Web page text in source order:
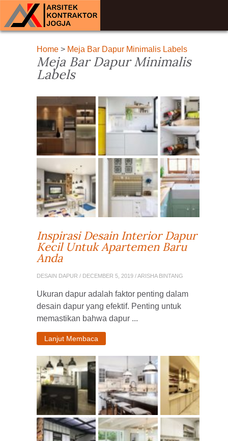
Home> Meja Bar Dapur Minimalis Labels
Meja Bar Dapur Minimalis
Labels
Inspirasi Desain Interior Dapur
Kecil Untuk Apartemen Baru
Anda
DESAIN DAPUR / DECEMBER 5, 2019 / ARISHA BINTANG
Ukuran dapur adalah faktor penting dalam
desain dapur yang efektif. Penting untuk
memastikan bahwa dapur ...
Lanjut Membaca